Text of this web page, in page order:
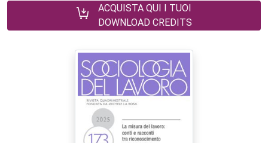
ACQUISTA QUI I TUOI
DOWNLOAD CREDITS